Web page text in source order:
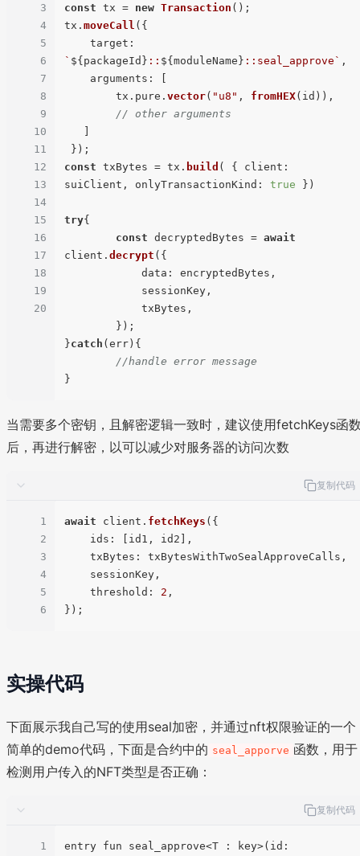
3
4
5
6
7
8
9
10
11
12
13
14
15
16
17
18
19
20
const tx = new Transaction ();
tx. moveCall ({
target
` ${packageId} :: ${moduleName} ::seal_approve` ,
arguments : [
        tx.
pure . vector( "u8" , fromHEX(id)),
// other arguments
const txBytes = tx. build ( { client :
suiClient, onlyTransactionKind : true })
try{
const decryptedBytes = await
client. decrypt ({
data : encryptedBytes,
}catch (err){
//handle error message
当需要多个密钥，且解密逻辑一致时，建议使用fetchKeys函
后，再进行解密，以可以减少对服务器的访问次数
复制代码
1
2
3
4
5
6
await client. fetchKeys ({
ids : [id1, id2],
txBytes : txBytesWithTwoSealApproveCalls,
threshold : 2 ,
实操代码
下面展示我自己写的使用seal加密，并通过nft权限验证的一个
简单的demo代码，下面是合约中的 seal_apporve 函数，用于
检测用户传入的NFT类型是否正确：
复制代码
1
entry fun seal_approve<T : key>(id: